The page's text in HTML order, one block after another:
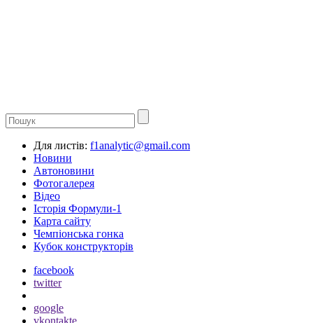
Для листів: f1analytic@gmail.com
Новини
Автоновини
Фотогалерея
Відео
Історія Формули-1
Карта сайту
Чемпіонська гонка
Кубок конструкторів
facebook
twitter
google
vkontakte